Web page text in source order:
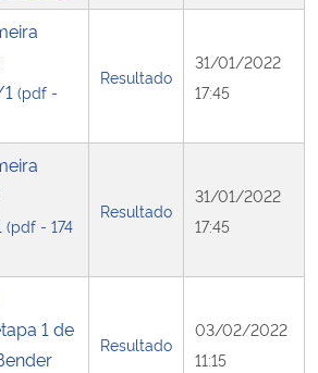
(pdf -
Resultado
31/01/2022
17:45
(pdf - 174
Resultado
31/01/2022
17:45
1 de
Resultado
03/02/2022
11:15